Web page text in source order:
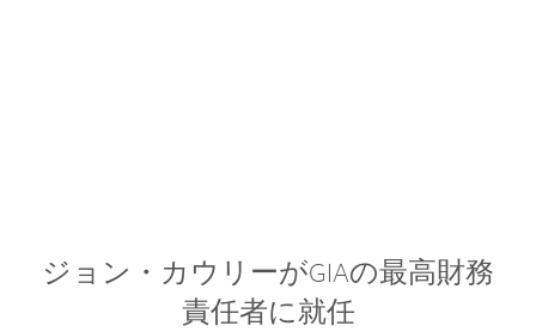
ジョン・カウリーがGIAの最高財務
責任者に就任